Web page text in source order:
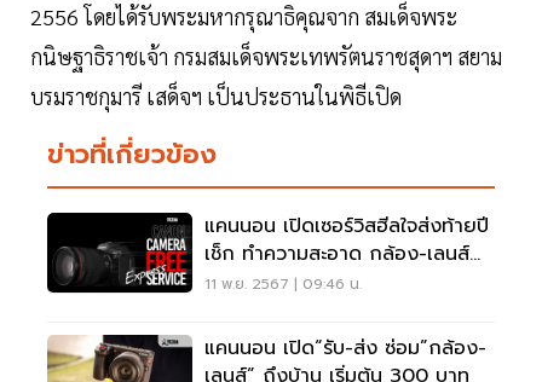
2556 โดยได้รับพระมหากรุณาธิคุณจาก สมเด็จพระ
กนิษฐาธิราชเจ้า กรมสมเด็จพระเทพรัตนราชสุดาฯ สยาม
บรมราชกุมารี เสด็จฯ เป็นประธานในพิธีเปิด
ข่าวที่เกี่ยวข้อง
แคนนอน เปิดเซอร์วิสฮีลใจส่งท้ายปี
เช็ก ทำความสะอาด กล้อง-เลนส์
ฟรี!
11 พ.ย. 2567 | 09:46 น.
แคนนอน เปิด“รับ-ส่ง ซ่อม”กล้อง-
เลนส์” ถึงบ้าน เริ่มต้น 300 บาท